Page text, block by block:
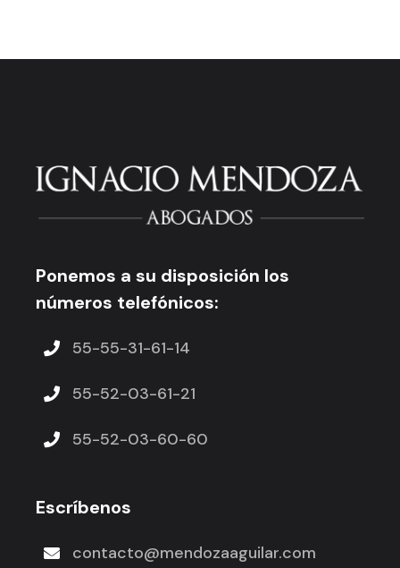
Ponemos a su disposición los
números telefónicos:
55-55-31-61-14
55-52-03-61-21
55-52-03-60-60
Escríbenos
contacto@mendozaaguilar.com